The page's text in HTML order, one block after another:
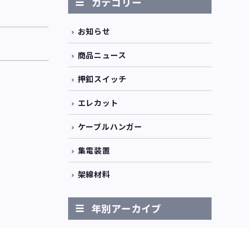
お知らせ
商品ニュース
押釦スイッチ
エレカット
ケーブルハンガー
集電装置
架線材料
年別アーカイブ